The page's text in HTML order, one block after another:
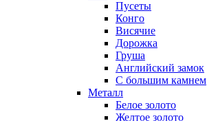
Пусеты
Конго
Висячие
Дорожка
Груша
Английский замок
С большим камнем
Металл
Белое золото
Желтое золото